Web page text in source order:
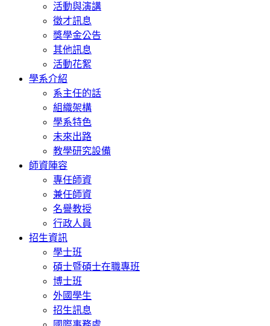
活動與演講
徵才訊息
獎學金公告
其他訊息
活動花絮
學系介紹
系主任的話
組織架構
學系特色
未來出路
教學研究設備
師資陣容
專任師資
兼任師資
名譽教授
行政人員
招生資訊
學士班
碩士暨碩士在職專班
博士班
外國學生
招生訊息